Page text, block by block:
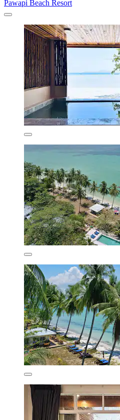
Pawapi Beach Resort